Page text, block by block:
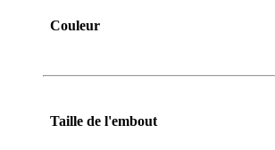
Couleur
Taille de l'embout